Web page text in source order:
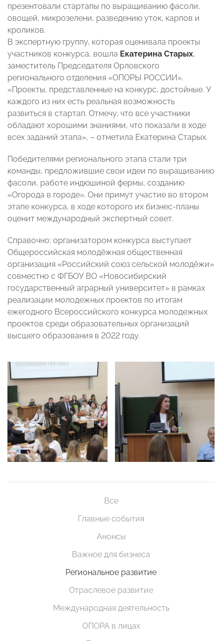
презентовали стартапы по выращиванию фасоли,
овощей, микрозелени, разведению уток, карпов и
кроликов.
В экспертную группу, которая оценивала проекты
участников конкурса, вошла Екатерина Старых,
заместитель Председателя Орловского
регионального отделения «ОПОРЫ РОССИИ».
«Проекты, представленные на конкурс, достойные. У
каждого из них есть реальная возможность
развиться в стартап. Отмечу, что все участники
обладают хорошими знаниями, что показали в ходе
всех заданий этапа», – отметила Екатерина Старых.
Победителями регионального этапа стали три
команды, предложившие свои идеи по выращиванию
фасоли, работе индюшиной фермы, созданию
«Огорода в городе». Они примут участие во втором
этапе конкурса, в ходе которого их бизнес-планы
оценит международный экспертный совет.
Справочно: организатором конкурса выступает
Общероссийская молодёжная общественная
организация «Российский союз сельской молодёжи»
совместно с ФГБОУ ВО «Новосибирский
государственный аграрный университет» в рамках
реализации молодежных проектов по итогам
ежегодного Всероссийского конкурса молодежных
проектов среди образовательных организаций
высшего образования в 2022 году.
Все
Главные события
Анонсы
Важное для бизнеса
Региональное развитие
Отраслевое развитие
Международная деятельность
ОПОРА в лицах